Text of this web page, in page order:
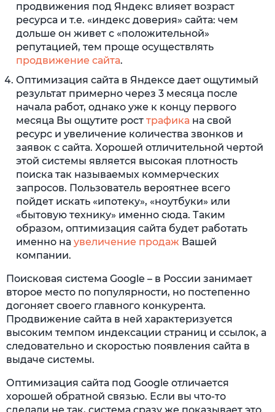
продвижения под Яндекс влияет возраст
ресурса и т.е. «индекс доверия» сайта: чем
дольше он живет с «положительной»
репутацией, тем проще осуществлять
продвижение сайта.
Оптимизация сайта в Яндексе дает ощутимый
результат примерно через 3 месяца после
начала работ, однако уже к концу первого
месяца Вы ощутите рост трафика на свой
ресурс и увеличение количества звонков и
заявок с сайта. Хорошей отличительной чертой
этой системы является высокая плотность
поиска так называемых коммерческих
запросов. Пользователь вероятнее всего
пойдет искать «ипотеку», «ноутбуки» или
«бытовую технику» именно сюда. Таким
образом, оптимизация сайта будет работать
именно на увеличение продаж Вашей
компании.
Поисковая система Google – в России занимает
второе место по популярности, но постепенно
догоняет своего главного конкурента.
Продвижение сайта в ней характеризуется
высоким темпом индексации страниц и ссылок, а
следовательно и скоростью появления сайта в
выдаче системы.
Оптимизация сайта под Google отличается
хорошей обратной связью. Если вы что-то